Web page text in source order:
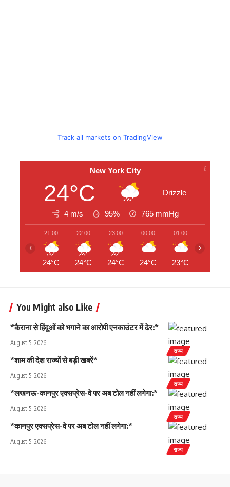
Track all markets on TradingView
New York City
24°C Drizzle
4 m/s 95% 765 mmHg
21:00
24°C
22:00
24°C
23:00
24°C
00:00
24°C
01:00
23°C
‹ ›
You Might also Like
राज्य
*कैराना से हिंदुओं को भगाने का आरोपी एनकाउंटर में ढेर:*
August 5, 2026
राज्य
*शाम की देश राज्यों से बड़ी खबरें*
August 5, 2026
राज्य
*लखनऊ-कानपुर एक्सप्रेस-वे पर अब टोल नहीं लगेगा:*
August 5, 2026
राज्य
*कानपुर एक्सप्रेस-वे पर अब टोल नहीं लगेगा:*
August 5, 2026